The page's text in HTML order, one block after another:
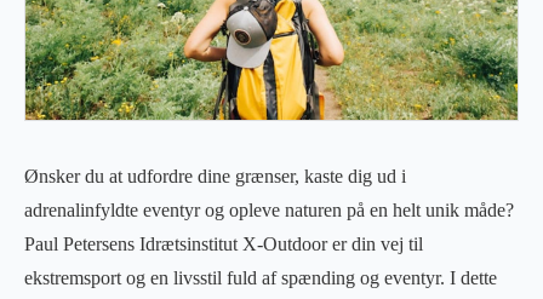
Ønsker du at udfordre dine grænser, kaste dig ud i
adrenalinfyldte eventyr og opleve naturen på en helt unik måde?
Paul Petersens Idrætsinstitut X-Outdoor er din vej til
ekstremsport og en livsstil fuld af spænding og eventyr. I dette